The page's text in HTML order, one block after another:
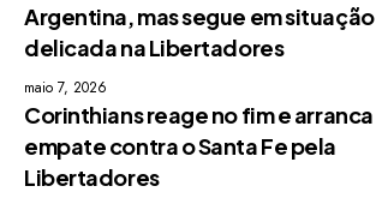
Argentina, mas segue em situação
delicada na Libertadores
maio 7, 2026
Corinthians reage no fim e arranca
empate contra o Santa Fe pela
Libertadores